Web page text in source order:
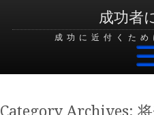
成功者
成功に近付くた
Category Archives: